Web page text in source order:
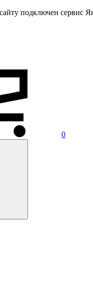
подключен сервис
0